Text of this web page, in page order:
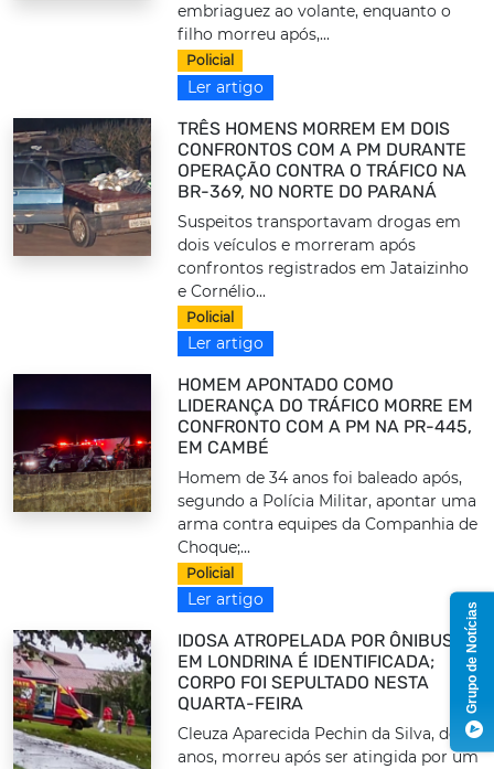
embriaguez ao volante, enquanto o
filho morreu após,...
Policial
Ler artigo
TRÊS HOMENS MORREM EM DOIS
CONFRONTOS COM A PM DURANTE
OPERAÇÃO CONTRA O TRÁFICO NA
BR-369, NO NORTE DO PARANÁ
Suspeitos transportavam drogas em
dois veículos e morreram após
confrontos registrados em Jataizinho
e Cornélio...
Policial
Ler artigo
HOMEM APONTADO COMO
LIDERANÇA DO TRÁFICO MORRE EM
CONFRONTO COM A PM NA PR-445,
EM CAMBÉ
Homem de 34 anos foi baleado após,
segundo a Polícia Militar, apontar uma
arma contra equipes da Companhia de
Choque;...
Policial
Ler artigo
IDOSA ATROPELADA POR ÔNIBUS
EM LONDRINA É IDENTIFICADA;
CORPO FOI SEPULTADO NESTA
QUARTA-FEIRA
Cleuza Aparecida Pechin da Silva, de 73
anos, morreu após ser atingida por um
Grupo de Notícias